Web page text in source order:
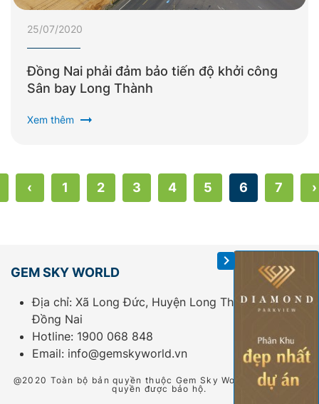
25/07/2020
Đồng Nai phải đảm bảo tiến độ khởi công
Sân bay Long Thành
Xem thêm arrow_right_alt
‹ 1 2 3 4 5 6 7 ›
GEM SKY WORLD
Địa chỉ: Xã Long Đức, Huyện Long Thành, Tỉnh
Đồng Nai
Hotline: 1900 068 848
Email: info@gemskyworld.vn
@2020 Toàn bộ bản quyền thuộc Gem Sky World. Tất cả các
quyền được bảo hộ.